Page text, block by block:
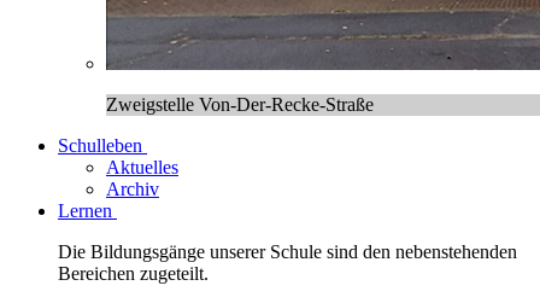
Zweigstelle Von-Der-Recke-Straße
Schulleben
Aktuelles
Archiv
Lernen
Die Bildungsgänge unserer Schule sind den nebenstehenden
Bereichen zugeteilt.